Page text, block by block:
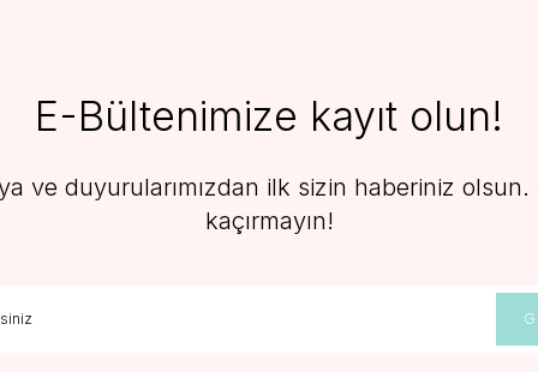
E-Bültenimize kayıt olun!
ve duyurularımızdan ilk sizin haberiniz olsun.
kaçırmayın!